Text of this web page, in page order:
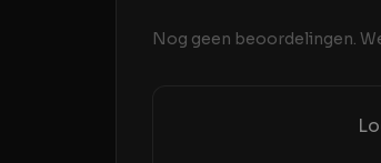
Nog geen beoordelingen.